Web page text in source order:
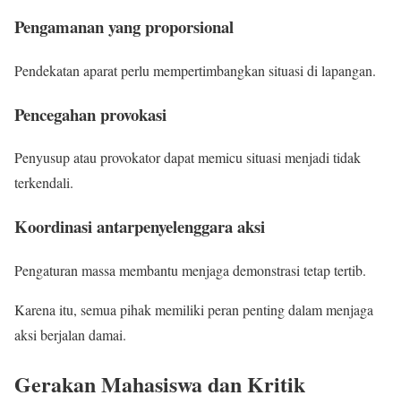
Pengamanan yang proporsional
Pendekatan aparat perlu mempertimbangkan situasi di lapangan.
Pencegahan provokasi
Penyusup atau provokator dapat memicu situasi menjadi tidak
terkendali.
Koordinasi antarpenyelenggara aksi
Pengaturan massa membantu menjaga demonstrasi tetap tertib.
Karena itu, semua pihak memiliki peran penting dalam menjaga
aksi berjalan damai.
Gerakan Mahasiswa dan Kritik